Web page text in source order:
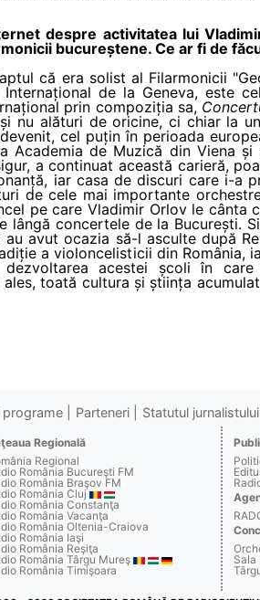
despre activitatea lui
bucureștene. Ce ar fi de
că era solist al Filarmonicii
de la Geneva, este
prin compoziția sa,
nu alături de oricine, ci chiar la
cel puțin în perioada
Academia de Muzică din Viena
a continuat această carieră,
iar casa de discuri care i-a
de cele mai importante
pe care Vladimir Orlov le cânta
lângă concertele de la București.
avut ocazia să-l asculte după
a violoncelisticii din România,
acestei școli în care
toată cultura și știința
programe Parteneri Statutul
Regională
Regional
România Bucureşti FM
România Braşov FM
România Cluj
România Constanţa
România Vacanţa
România Oltenia-Craiova
România Iaşi
România Reşiţa
România Târgu Mureş
România Timişoara
Sala